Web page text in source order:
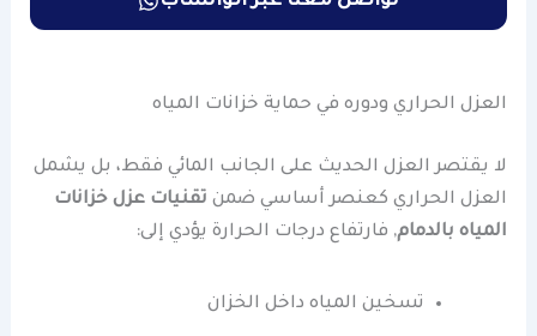
العزل الحراري ودوره في حماية خزانات المياه
لا يقتصر العزل الحديث على الجانب المائي فقط، بل يشمل
العزل الحراري كعنصر أساسي ضمن تقنيات عزل خزانات
المياه بالدمام, فارتفاع درجات الحرارة يؤدي إلى:
تسخين المياه داخل الخزان